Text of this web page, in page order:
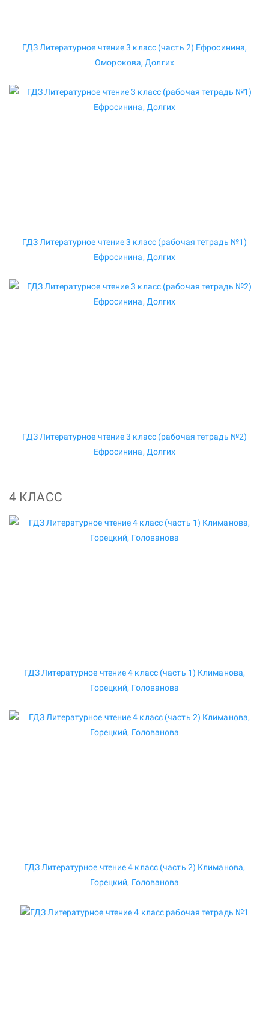
ГДЗ Литературное чтение 3 класс (часть 2) Ефросинина,
Оморокова, Долгих
ГДЗ Литературное чтение 3 класс (рабочая тетрадь №1)
Ефросинина, Долгих
ГДЗ Литературное чтение 3 класс (рабочая тетрадь №2)
Ефросинина, Долгих
4 КЛАСС
ГДЗ Литературное чтение 4 класс (часть 1) Климанова,
Горецкий, Голованова
ГДЗ Литературное чтение 4 класс (часть 2) Климанова,
Горецкий, Голованова